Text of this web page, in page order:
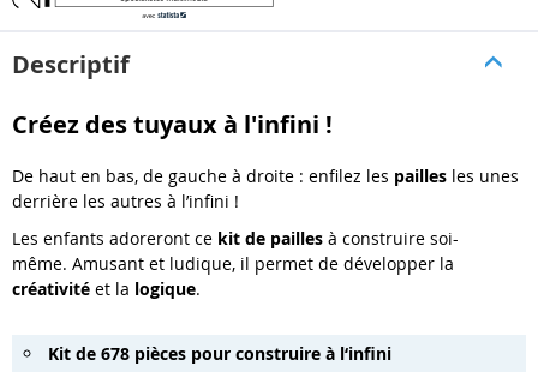
Descriptif
Créez des tuyaux à l'infini !
De haut en bas, de gauche à droite : enfilez les pailles les unes
derrière les autres à l’infini !
Les enfants adoreront ce kit de pailles à construire soi-
même. Amusant et ludique, il permet de développer la
créativité et la logique.
Kit de 678 pièces pour construire à l‘infini